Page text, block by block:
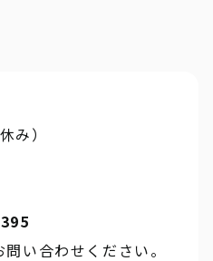
み）
い合わせください。